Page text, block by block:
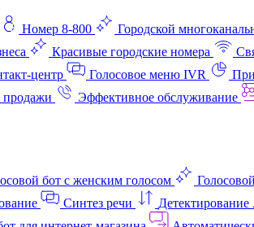
Номер 8-800 Городской
Красивые городские номера
Голосовое меню IVR
Эффективное обслуживание
бот с женским голосом
Синтез речи